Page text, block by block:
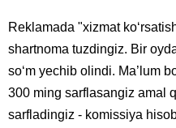
Reklamada "xizmat
shartnoma tuzdingiz. Bir
so‘m yechib olindi. Ma’lum
300 ming sarflasangiz amal
sarfladingiz - komissiya